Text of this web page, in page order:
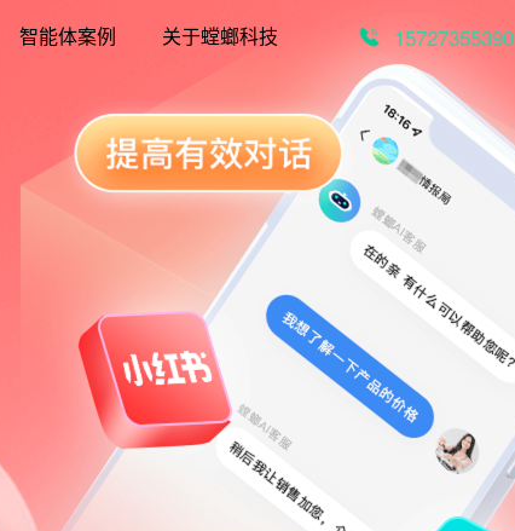
智能体案例 关于螳螂科技 15727355390